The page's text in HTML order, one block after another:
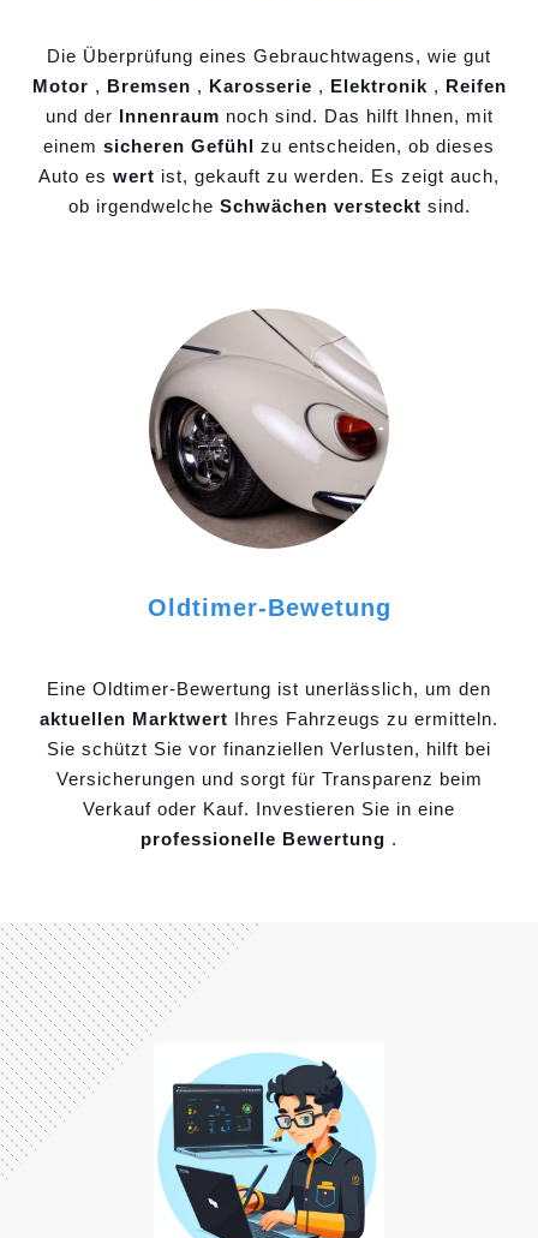
Die Überprüfung eines Gebrauchtwagens, wie gut
Motor , Bremsen , Karosserie , Elektronik , Reifen
und der Innenraum noch sind. Das hilft Ihnen, mit
einem sicheren Gefühl zu entscheiden, ob dieses
Auto es wert ist, gekauft zu werden. Es zeigt auch,
ob irgendwelche Schwächen versteckt sind.
Oldtimer-Bewetung
Eine Oldtimer-Bewertung ist unerlässlich, um den
aktuellen Marktwert Ihres Fahrzeugs zu ermitteln.
Sie schützt Sie vor finanziellen Verlusten, hilft bei
Versicherungen und sorgt für Transparenz beim
Verkauf oder Kauf. Investieren Sie in eine
professionelle Bewertung .